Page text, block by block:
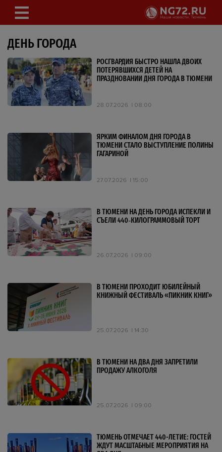
ДЕНЬ ГОРОДА
РОСГВАРДИЯ БЫСТРО НАШЛА ДВОИХ
ПОТЕРЯВШИХСЯ ДЕТЕЙ НА
ПРАЗДНОВАНИИ ДНЯ ГОРОДА В ТЮМЕНИ
28.07.2026 08:00
ЯРКИМ ФИНАЛОМ ДНЯ ГОРОДА В
ТЮМЕНИ СТАЛО ВЫСТУПЛЕНИЕ ПОЛИНЫ
ГАГАРИНОЙ
27.07.2026 15:00
В ТЮМЕНИ НА ДЕНЬ ГОРОДА ИСПЕКЛИ И
СЪЕЛИ 440‑КИЛОГРАММОВЫЙ ТОРТ
26.07.2026 09:00
В ТЮМЕНИ ПРОХОДИТ ЮБИЛЕЙНЫЙ
КНИЖНЫЙ ФЕСТИВАЛЬ «ПИКНИК КНИГ»
25.07.2026 14:30
В ТЮМЕНИ НА ДВА ДНЯ ЗАПРЕТИЛИ
ПРОДАЖУ АЛКОГОЛЯ
25.07.2026 09:00
ТЮМЕНЬ ОТМЕЧАЕТ 440-ЛЕТИЕ: ГОСТЕЙ
ЖДУТ МАСШТАБНЫЕ МЕРОПРИЯТИЯ НА